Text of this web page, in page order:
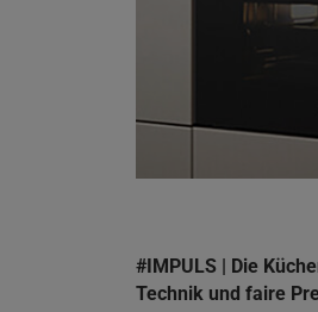
#IMPULS | Die
Technik und faire